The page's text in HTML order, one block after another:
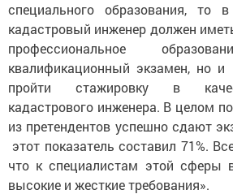
специального образования, то
кадастровый инженер должен
профессиональное
квалификационный экзамен, но и
пройти стажировку в
кадастрового инженера. В целом
из претендентов успешно сдают
этот показатель составил 71%.
что к специалистам этой сферы
высокие и жесткие требования».